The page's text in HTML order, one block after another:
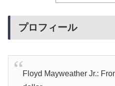
プロフィール
Floyd Mayweather Jr.: